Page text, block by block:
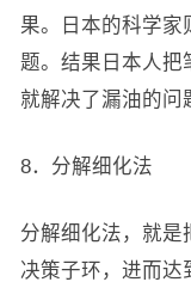
果。日本的科学家
题。结果日本人把
就解决了漏油的问
8．分解细化法
分解细化法，就是
决策子环，进而达